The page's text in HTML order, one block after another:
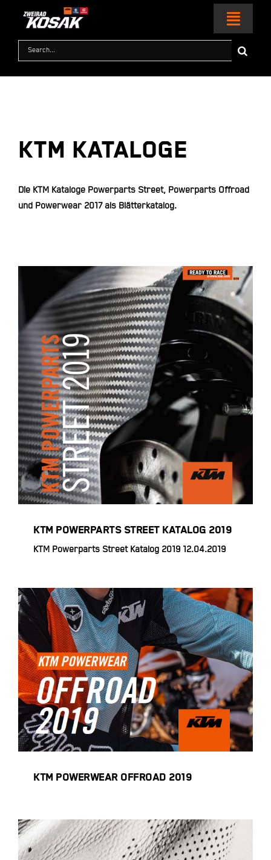
springen
KTM WORLD
Suche
nach:
KTM KATALOGE
Die KTM Kataloge Powerparts Street, Powerparts Offroad
und Powerwear 2017 als Blätterkatalog.
KTM Powerparts Street Katalog
2019
KTM POWERPARTS STREET KATALOG 2019
KTM Powerparts Street Katalog 2019 12.04.2019
KTM POWERWEAR OFFROAD 2019
KTM POWERWEAR OFFROAD 2019